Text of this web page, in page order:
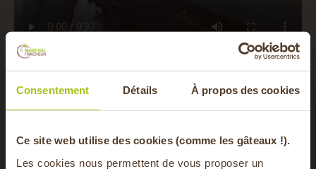
Consentement Détails À propos des cookies
Ce site web utilise des cookies (comme les gâteaux !).
Les cookies nous permettent de vous proposer un
Poids du produit
Provenance du
produit
Isère
-20% offerts sur